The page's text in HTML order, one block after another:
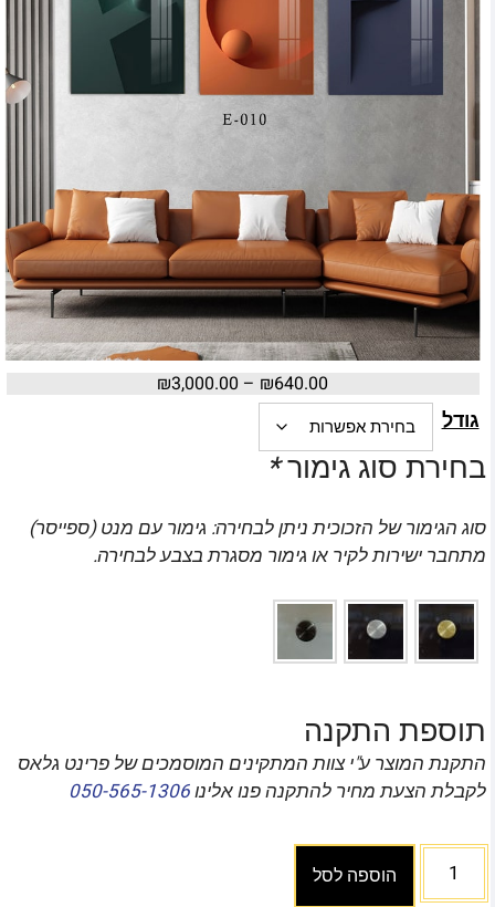
₪640.00
–
₪3,000.00
גודל
בחירת סוג גימור*
סוג הגימור של הזכוכית ניתן לבחירה: גימור עם מנט (ספייסר)
מתחבר ישירות לקיר או גימור מסגרת בצבע לבחירה.
תוספת התקנה
התקנת המוצר ע"י צוות המתקינים המוסמכים של פרינט גלאס
לקבלת הצעת מחיר להתקנה פנו אלינו050-565-1306
הוספה לסל